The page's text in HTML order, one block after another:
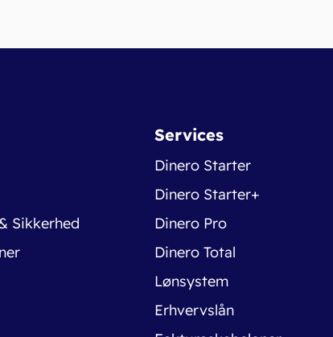
Sikkerhed
Services
Dinero Starter
Dinero Starter+
Dinero Pro
Dinero Total
Lønsystem
Erhvervslån